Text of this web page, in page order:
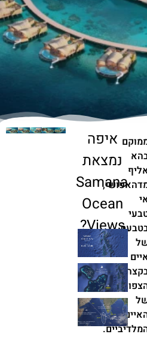
איפה
נמצאת
Samana
Ocean
Views?